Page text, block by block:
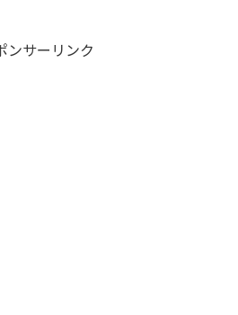
ンサーリンク